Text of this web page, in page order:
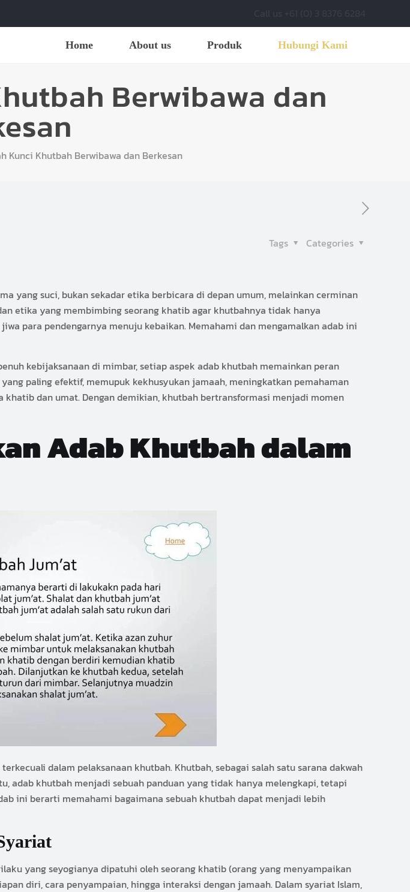
Home About us Produk Hubungi Kami
Berwibawa dan
Kunci Khutbah Berwibawa dan Berkesan
Categories
Tags
yang suci, bukan sekadar etika berbicara di depan umum, melainkan cerminan
etika yang membimbing seorang khatib agar khutbahnya tidak hanya
para pendengarnya menuju kebaikan. Memahami dan mengamalkan adab ini
kebijaksanaan di mimbar, setiap aspek adab khutbah memainkan peran
paling efektif, memupuk kekhusyukan jamaah, meningkatkan pemahaman
dan umat. Dengan demikian, khutbah bertransformasi menjadi momen
Adab Khutbah dalam
dalam pelaksanaan khutbah. Khutbah, sebagai salah satu sarana dakwah
adab khutbah menjadi sebuah panduan yang tidak hanya melengkapi, tetapi
ini berarti memahami bagaimana sebuah khutbah dapat menjadi lebih
yang seyogianya dipatuhi oleh seorang khatib (orang yang menyampaikan
diri, cara penyampaian, hingga interaksi dengan jamaah. Dalam syariat Islam,